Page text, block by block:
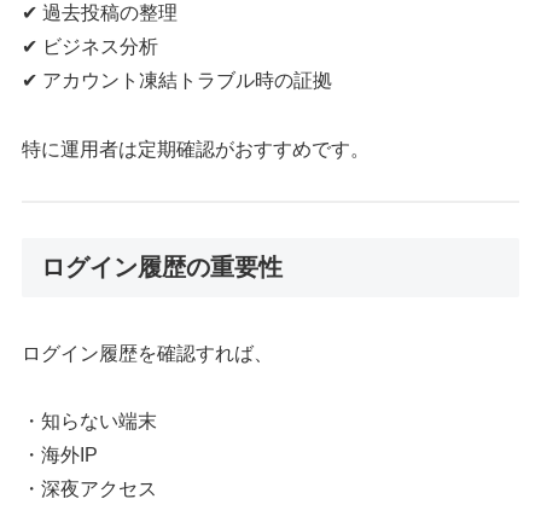
✔ 過去投稿の整理
✔ ビジネス分析
✔ アカウント凍結トラブル時の証拠
特に運用者は定期確認がおすすめです。
ログイン履歴の重要性
ログイン履歴を確認すれば、
・知らない端末
・海外IP
・深夜アクセス